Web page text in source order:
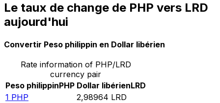
Le taux de change de PHP vers LRD
aujourd'hui
Convertir Peso philippin en Dollar libérien
Rate information of PHP/LRD
currency pair
Peso philippinPHP Dollar libérienLRD
1 PHP 2,98964 LRD